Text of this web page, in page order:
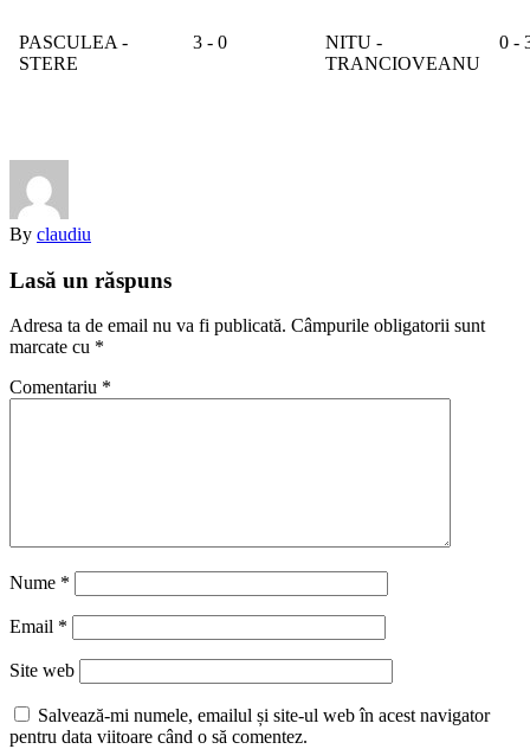
PASCULEA -
STERE
3 - 0
NITU -
TRANCIOVEANU
0 -
By claudiu
Lasă un răspuns
Adresa ta de email nu va fi publicată. Câmpurile obligatorii sunt
marcate cu *
Comentariu *
Nume *
Email *
Site web
Salvează-mi numele, emailul și site-ul web în acest navigator
pentru data viitoare când o să comentez.